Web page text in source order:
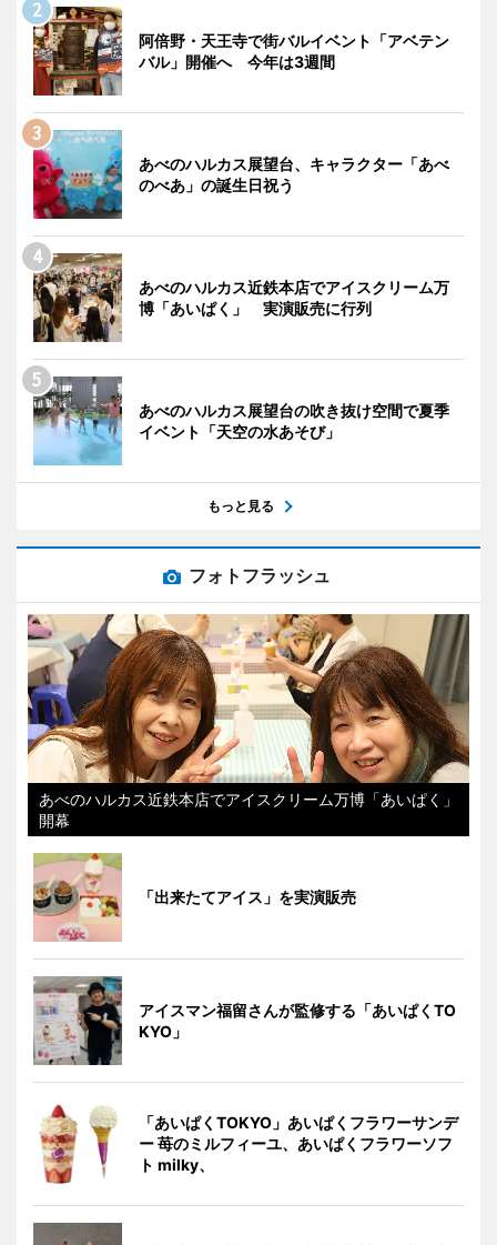
阿倍野・天王寺で街バルイベント「アベテン
バル」開催へ 今年は3週間
あべのハルカス展望台、キャラクター「あべ
のべあ」の誕生日祝う
あべのハルカス近鉄本店でアイスクリーム万
博「あいぱく」 実演販売に行列
あべのハルカス展望台の吹き抜け空間で夏季
イベント「天空の水あそび」
もっと見る
フォトフラッシュ
あべのハルカス近鉄本店でアイスクリーム万博「あいぱく」
開幕
「出来たてアイス」を実演販売
アイスマン福留さんが監修する「あいぱくTO
KYO」
「あいぱくTOKYO」あいぱくフラワーサンデ
ー 苺のミルフィーユ、あいぱくフラワーソフ
ト milky、